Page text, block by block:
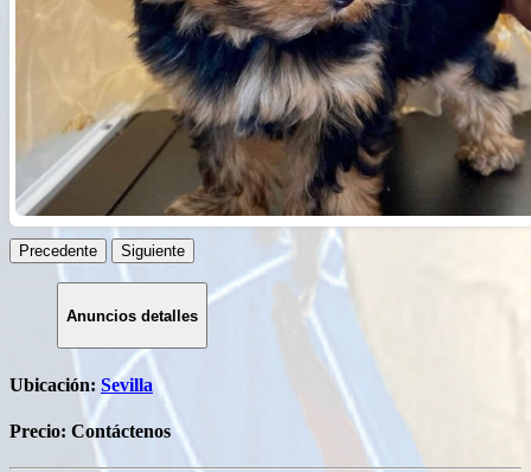
Precedente Siguiente
Anuncios detalles
Ubicación: Sevilla
Precio: Contáctenos